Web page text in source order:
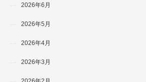
2026年6月
2026年5月
2026年4月
2026年3月